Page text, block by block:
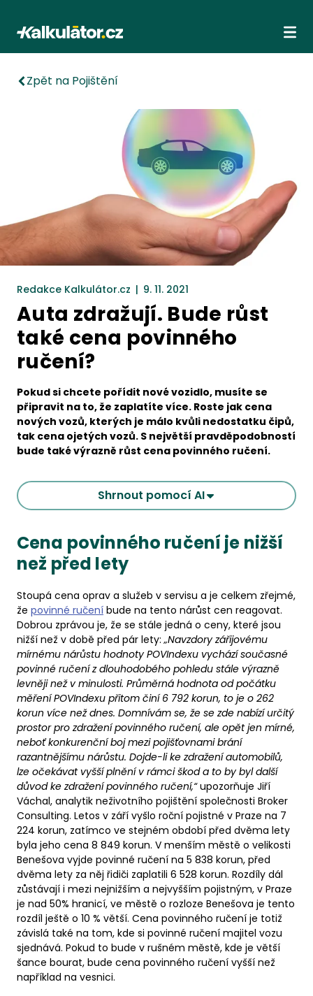
Kalkulátor.cz
Zpět na Pojištění
Redakce Kalkulátor.cz | 9. 11. 2021
Auta zdražují. Bude růst
také cena povinného
ručení?
Pokud si chcete pořídit nové vozidlo, musíte se
připravit na to, že zaplatíte více. Roste jak cena
nových vozů, kterých je málo kvůli nedostatku čipů,
tak cena ojetých vozů. S největší pravděpodobností
bude také výrazně růst cena povinného ručení.
Shrnout pomocí AI
Cena povinného ručení je nižší
než před lety
Stoupá cena oprav a služeb v servisu a je celkem zřejmé,
že povinné ručení bude na tento nárůst cen reagovat.
Dobrou zprávou je, že se stále jedná o ceny, které jsou
nižší než v době před pár lety:„Navzdory zářijovému
mírnému nárůstu hodnoty POVIndexu vychází současné
povinné ručení z dlouhodobého pohledu stále výrazně
levněji než v minulosti. Průměrná hodnota od počátku
měření POVIndexu přitom činí 6 792 korun, to je o 262
korun více než dnes. Domnívám se, že se zde nabízí určitý
prostor pro zdražení povinného ručení, ale opět jen mírné,
neboť konkurenční boj mezi pojišťovnami brání
razantnějšímu nárůstu. Dojde-li ke zdražení automobilů,
lze očekávat vyšší plnění v rámci škod a to by byl další
důvod ke zdražení povinného ručení,“upozorňuje Jiří
Váchal, analytik neživotního pojištění společnosti Broker
Consulting. Letos v září vyšlo roční pojistné v Praze na 7
224 korun, zatímco ve stejném období před dvěma lety
byla jeho cena 8 849 korun. V menším městě o velikosti
Benešova vyjde povinné ručení na 5 838 korun, před
dvěma lety za něj řidiči zaplatili 6 528 korun. Rozdíly dál
zůstávají i mezi nejnižším a nejvyšším pojistným, v Praze
je nad 50% hranicí, ve městě o rozloze Benešova je tento
rozdíl ještě o 10 % větší. Cena povinného ručení je totiž
závislá také na tom, kde si povinné ručení majitel vozu
sjednává. Pokud to bude v rušném městě, kde je větší
šance bourat, bude cena povinného ručení vyšší než
například na vesnici.